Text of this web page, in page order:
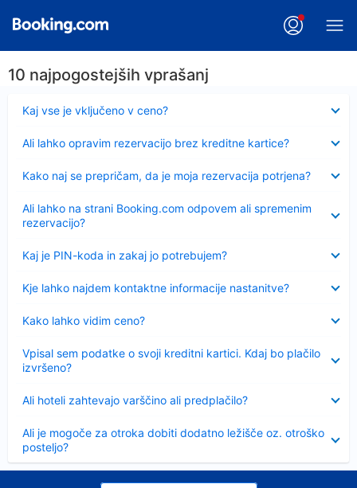
10 najpogostejših vprašanj
Kaj vse je vključeno v ceno?
Ali lahko opravim rezervacijo brez kreditne kartice?
Kako naj se prepričam, da je moja rezervacija potrjena?
Ali lahko na strani Booking.com odpovem ali spremenim
rezervacijo?
Kaj je PIN-koda in zakaj jo potrebujem?
Kje lahko najdem kontaktne informacije nastanitve?
Kako lahko vidim ceno?
Vpisal sem podatke o svoji kreditni kartici. Kdaj bo plačilo
izvršeno?
Ali hoteli zahtevajo varščino ali predplačilo?
Ali je mogoče za otroka dobiti dodatno ležišče oz. otroško
posteljo?